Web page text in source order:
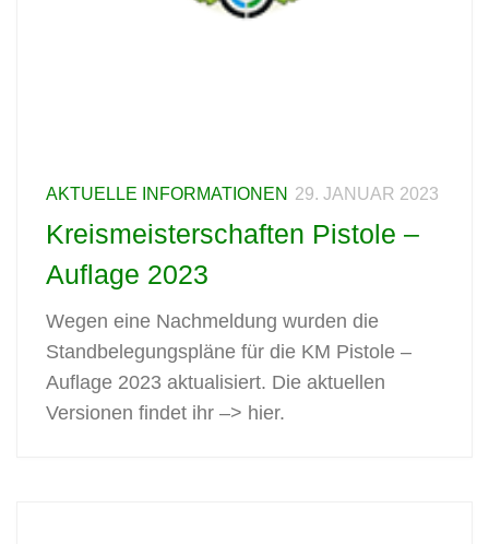
AKTUELLE INFORMATIONEN 29. JANUAR 2023
Kreismeisterschaften Pistole –
Auflage 2023
Wegen eine Nachmeldung wurden die
Standbelegungspläne für die KM Pistole –
Auflage 2023 aktualisiert. Die aktuellen
Versionen findet ihr –> hier.